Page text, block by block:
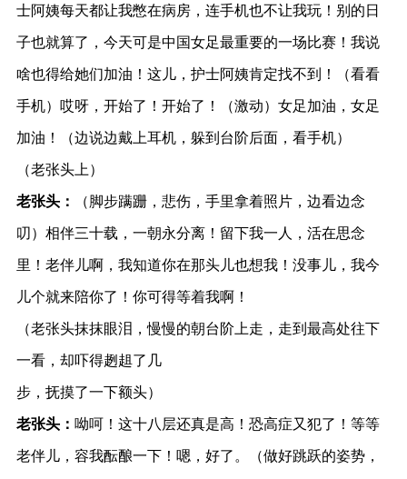
士阿姨每天都让我憋在病房，连手机也不让我玩！别的日
子也就算了，今天可是中国女足最重要的一场比赛！我说
啥也得给她们加油！这儿，护士阿姨肯定找不到！（看看
手机）哎呀，开始了！开始了！（激动）女足加油，女足
加油！（边说边戴上耳机，躲到台阶后面，看手机）
（老张头上）
老张头： （脚步蹒跚，悲伤，手里拿着照片，边看边念
叨）相伴三十载，一朝永分离！留下我一人，活在思念
里！老伴儿啊，我知道你在那头儿也想我！没事儿，我今
儿个就来陪你了！你可得等着我啊！
（老张头抹抹眼泪，慢慢的朝台阶上走，走到最高处往下
一看，却吓得趔趄了几
步，抚摸了一下额头）
老张头： 呦呵！这十八层还真是高！恐高症又犯了！等等
老伴儿，容我酝酿一下！嗯，好了。（做好跳跃的姿势，